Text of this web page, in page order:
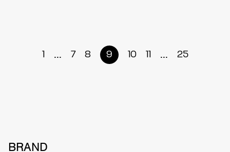
1 ... 7 8 9 10 11 ... 25
BRAND